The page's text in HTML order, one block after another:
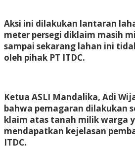
Aksi ini dilakukan lantaran
meter persegi diklaim masih
sampai sekarang lahan ini
oleh pihak PT ITDC.
Ketua ASLI Mandalika, Adi
bahwa pemagaran dilakukan
klaim atas tanah milik warga
mendapatkan kejelasan
ITDC.